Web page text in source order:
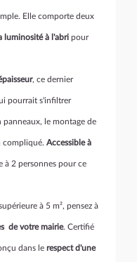
Elle comporte deux
luminosité à l'abri pour
, ce dernier
pourrait s'infiltrer
panneaux, le montage de
compliqué. Accessible à
à 2 personnes pour ce
à 5 m², pensez à
de votre mairie. Certifié
dans le respect d'une